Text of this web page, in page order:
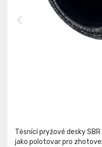
Těsnící pryžové desky
jako polotovar pro